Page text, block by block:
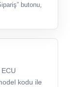
butonu,
kodu ile